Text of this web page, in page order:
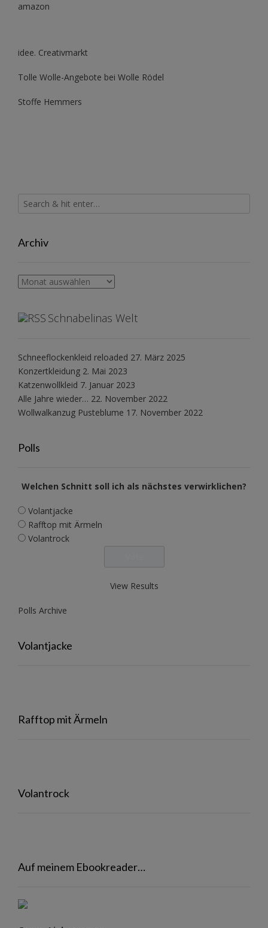
amazon
idee. Creativmarkt
Tolle Wolle-Angebote bei Wolle Rödel
Stoffe Hemmers
Archiv
Archiv
Schnabelinas Welt
Schneeflockenkleid reloaded 27. März 2025
Konzertkleidung 2. Mai 2023
Katzenwollkleid 7. Januar 2023
Alle Jahre wieder… 22. November 2022
Wollwalkanzug Pusteblume 17. November 2022
Polls
Welchen Schnitt soll ich als nächstes verwirklichen?
Volantjacke
Rafftop mit Ärmeln
Volantrock
View Results
Polls Archive
Volantjacke
Rafftop mit Ärmeln
Volantrock
Auf meinem Ebookreader…